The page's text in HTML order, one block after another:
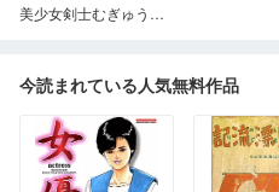
美少女剣士むぎゅうちゃんＺⅣ
今読まれている人気無料作品